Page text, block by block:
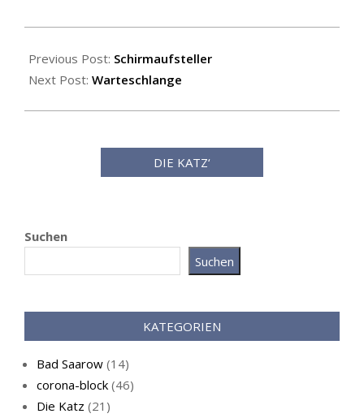
08-
06
Previous Post: Schirmaufsteller
Next Post: Warteschlange
DIE KATZ‘
Suchen
Suchen
KATEGORIEN
Bad Saarow (14)
corona-block (46)
Die Katz (21)